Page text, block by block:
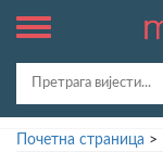
Почетна страница >